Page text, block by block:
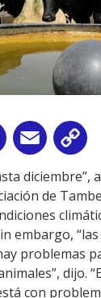
WhatsApp
Email
diciembre”,
de
embargo,
problemas
dijo.
con